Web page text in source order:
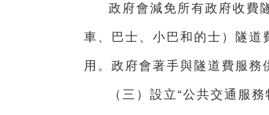
政府會減免所有政府收費
車、巴士、小巴和的士）隧
用。政府會著手與隧道費服務
（三）設立“公共交通服